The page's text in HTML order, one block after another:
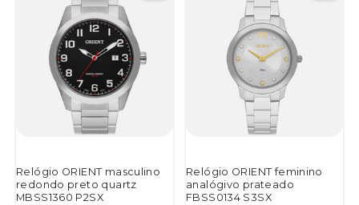
Relógio ORIENT masculino
redondo preto quartz
MBSS1360 P2SX
Relógio ORIENT feminino
analógivo prateado
FBSS0134 S3SX